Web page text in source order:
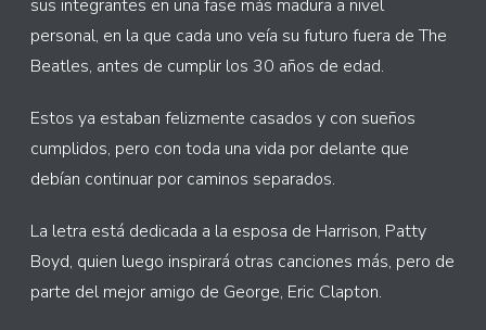
sus integrantes en una fase más madura a nivel
personal, en la que cada uno veía su futuro fuera de The
Beatles, antes de cumplir los 30 años de edad.
Estos ya estaban felizmente casados y con sueños
cumplidos, pero con toda una vida por delante que
debían continuar por caminos separados.
La letra está dedicada a la esposa de Harrison, Patty
Boyd, quien luego inspirará otras canciones más, pero de
parte del mejor amigo de George, Eric Clapton.